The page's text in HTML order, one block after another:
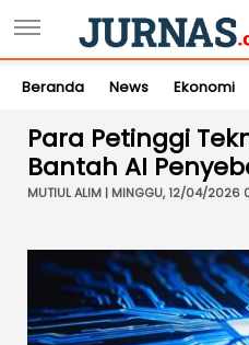
Beranda News Ekonomi
Para Petinggi
Bantah AI
MUTIUL ALIM | MINGGU, 12/04/2026